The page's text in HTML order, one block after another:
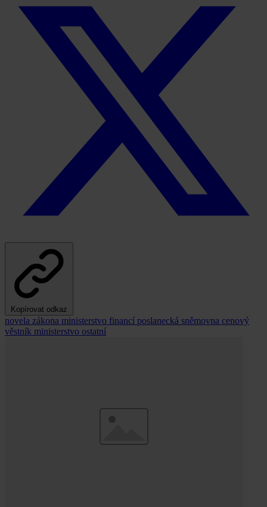
Kopírovat odkaz
novela zákona ministerstvo financí poslanecká sněmovna cenový
věstník ministerstvo ostatní